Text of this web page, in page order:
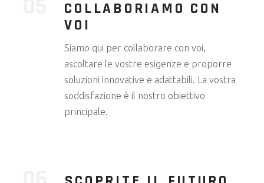
COLLABORIAMO CON
VOI
Siamo qui per collaborare con voi,
ascoltare le vostre esigenze e proporre
soluzioni innovative e adattabili. La vostra
soddisfazione è il nostro obiettivo
principale.